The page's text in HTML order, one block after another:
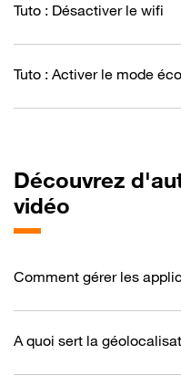
Tuto : Désactiver le wifi
Tuto : Activer le mode
Découvrez
vidéo
Comment gérer les
A quoi sert la